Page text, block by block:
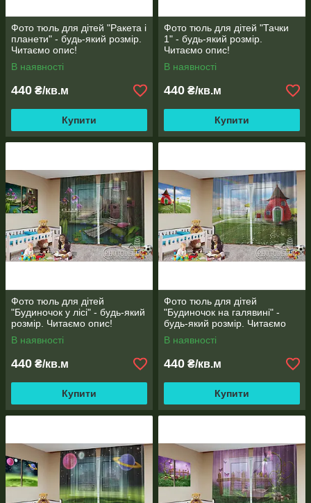
ФОТО НАШИХ ГАЛЕРЕЯ РОБІТ
РОБОТИ, ЯКІ НАДСИЛАЮТЬ НАМ НАШІ КЛІЄНТИ
ТКАНИНИ ДЛЯ ФОТО ШТОР, ТЮЛЯ, ШТОРОК У ВАННУ,
ПОКРИВАЛ
КРІПЛЕННЯ ДЛЯ ФОТО ШТОР і ТЮЛЯ, ШТОРОК ДЛЯ
ВАННОЇ
ІНФОРМАЦІЯ ПРО КРІПЛЕННЯ
Фото тюль для дітей "Ракета і
планети" - будь-який розмір.
Читаємо опис!
В наявності
440 ₴/кв.м
Купити
Фото тюль для дітей "Тачки
1" - будь-який розмір.
Читаємо опис!
В наявності
440 ₴/кв.м
Купити
Фото тюль для дітей
"Будиночок у лісі" - будь-який
розмір. Читаємо опис!
В наявності
440 ₴/кв.м
Купити
Фото тюль для дітей
"Будиночок на галявині" -
будь-який розмір. Читаємо
опис!
В наявності
440 ₴/кв.м
Купити